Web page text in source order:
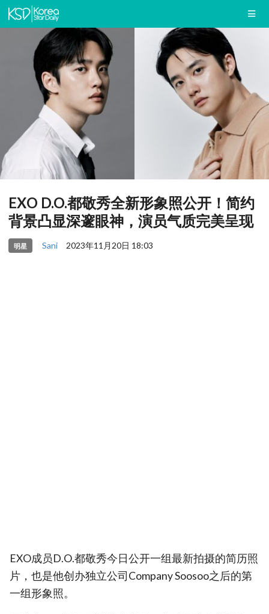
EXO D.O.都敬秀全新形象照公开！简约
背景凸显深邃眼神，演员气质完美呈现
明星 Sani 2023年11月20日 18:03
EXO成员D.O.都敬秀今日公开一组最新拍摄的简历照
片，也是他创办独立公司Company Soosoo之后的第
一组形象照。